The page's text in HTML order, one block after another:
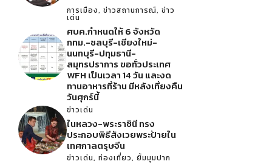
การเมือง, ข่าวสถานการณ์, ข่าว
เด่น
ศบค.กำหนดให้ 6 จังหวัด
กทม.-ชลบุรี-เชียงใหม่-
นนทบุรี-ปทุมธานี-
สมุทรปราการ ขอทั่วประเทศ
WFH เป็นเวลา 14 วัน และงด
ทานอาหารที่ร้าน มีหลังเที่ยงคืน
วันศุกร์นี้
ข่าวเด่น
ในหลวง-พระราชินี ทรง
ประกอบพิธีสังเวยพระป้ายใน
เทศกาลตรุษจีน
ข่าวเด่น, ท่องเที่ยว, ยิ้มมุมปาก